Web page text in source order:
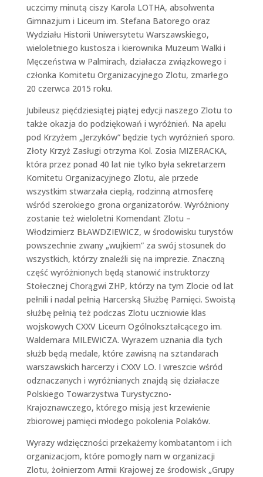
uczcimy minutą ciszy Karola LOTHA, absolwenta
Gimnazjum i Liceum im. Stefana Batorego oraz
Wydziału Historii Uniwersytetu Warszawskiego,
wieloletniego kustosza i kierownika Muzeum Walki i
Męczeństwa w Palmirach, działacza związkowego i
członka Komitetu Organizacyjnego Zlotu, zmarłego
20 czerwca 2015 roku.
Jubileusz pięćdziesiątej piątej edycji naszego Zlotu to
także okazja do podziękowań i wyróżnień. Na apelu
pod Krzyżem „Jerzyków” będzie tych wyróżnień sporo.
Złoty Krzyż Zasługi otrzyma Kol. Zosia MIZERACKA,
która przez ponad 40 lat nie tylko była sekretarzem
Komitetu Organizacyjnego Zlotu, ale przede
wszystkim stwarzała ciepłą, rodzinną atmosferę
wśród szerokiego grona organizatorów. Wyróżniony
zostanie też wieloletni Komendant Zlotu –
Włodzimierz BŁAWDZIEWICZ, w środowisku turystów
powszechnie zwany „wujkiem” za swój stosunek do
wszystkich, którzy znaleźli się na imprezie. Znaczną
część wyróżnionych będą stanowić instruktorzy
Stołecznej Chorągwi ZHP, którzy na tym Zlocie od lat
pełnili i nadal pełnią Harcerską Służbę Pamięci. Swoistą
służbę pełnią też podczas Zlotu uczniowie klas
wojskowych CXXV Liceum Ogólnokształcącego im.
Waldemara MILEWICZA. Wyrazem uznania dla tych
służb będą medale, które zawisną na sztandarach
warszawskich harcerzy i CXXV LO. I wreszcie wśród
odznaczanych i wyróżnianych znajdą się działacze
Polskiego Towarzystwa Turystyczno-
Krajoznawczego, którego misją jest krzewienie
zbiorowej pamięci młodego pokolenia Polaków.
Wyrazy wdzięczności przekażemy kombatantom i ich
organizacjom, które pomogły nam w organizacji
Zlotu, żołnierzom Armii Krajowej ze środowisk „Grupy